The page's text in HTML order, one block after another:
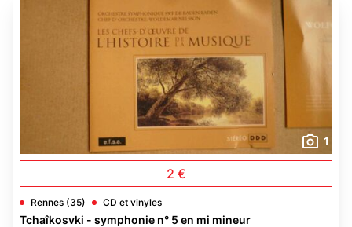
1
2 €
Rennes (35) CD et vinyles
Tchaîkosvki - symphonie n° 5 en mi mineur